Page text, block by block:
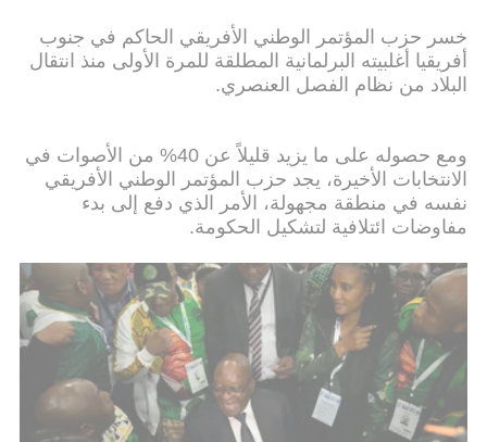
خسر حزب المؤتمر الوطني الأفريقي الحاكم في جنوب
أفريقيا أغلبيته البرلمانية المطلقة للمرة الأولى منذ انتقال
البلاد من نظام الفصل العنصري.
ومع حصوله على ما يزيد قليلاً عن 40% من الأصوات في
الانتخابات الأخيرة، يجد حزب المؤتمر الوطني الأفريقي
نفسه في منطقة مجهولة، الأمر الذي دفع إلى بدء
مفاوضات ائتلافية لتشكيل الحكومة.